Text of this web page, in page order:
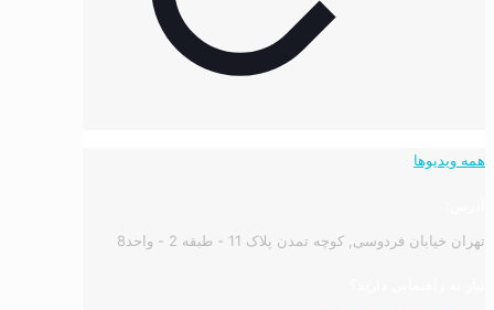
همه ویدیوها
تهران خیابان فردوسی, کوچه تمدن پلاک 11 - طبقه 2 - واحد8